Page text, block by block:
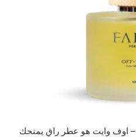
Off-White – اوف وايت هو عطر راقٍ يمنحك